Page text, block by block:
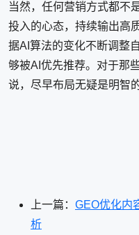
当然，任何营销方式都不
投入的心态，持续输出高
据AI算法的变化不断调整
够被AI优先推荐。对于那
说，尽早布局无疑是明智
上一篇： GEO优化内
析